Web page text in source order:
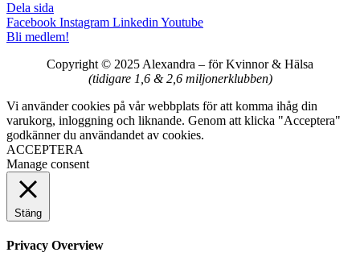
Dela sida
Facebook Instagram Linkedin Youtube
Bli medlem!
Copyright © 2025 Alexandra – för Kvinnor & Hälsa
(tidigare 1,6 & 2,6 miljonerklubben)
Vi använder cookies på vår webbplats för att komma ihåg din
varukorg, inloggning och liknande. Genom att klicka "Acceptera"
godkänner du användandet av cookies.
ACCEPTERA
Manage consent
Stäng
Privacy Overview